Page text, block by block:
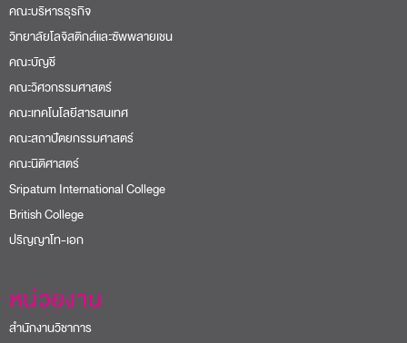
คณะบริหารธุรกิจ
วิทยาลัยโลจิสติกส์และซัพพลายเชน
คณะบัญชี
คณะวิศวกรรมศาสตร์
คณะเทคโนโลยีสารสนเทศ
คณะสถาปัตยกรรมศาสตร์
คณะนิติศาสตร์
Sripatum International College
British College
ปริญญาโท-เอก
หน่วยงาน
สำนักงานวิชาการ